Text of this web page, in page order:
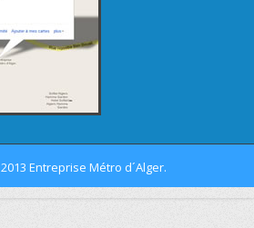
2013 Entreprise Métro d´Alger.